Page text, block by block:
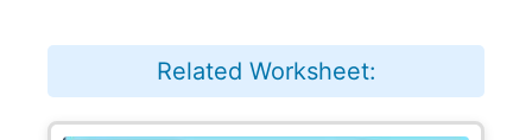
Related Worksheet: